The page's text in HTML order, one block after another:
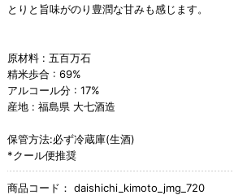
とりと旨味がのり豊潤な甘みも感じます。
原材料 : 五百万石
精米歩合 : 69%
アルコール分 : 17%
産地 : 福島県 大七酒造
保管方法:必ず冷蔵庫(生酒)
*クール便推奨
商品コード： daishichi_kimoto_jmg_720